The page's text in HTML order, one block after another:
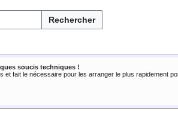
Rechercher
soucis techniques !
et fait le nécessaire pour les arranger le plus rapidement